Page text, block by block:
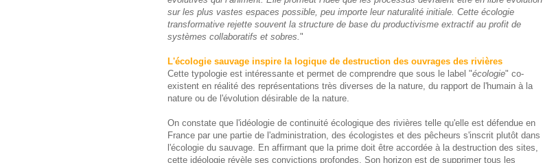
sur les plus vastes espaces possible, peu importe leur naturalité initiale. Cette écologie
transformative rejette souvent la structure de base du productivisme extractif au profit de
systèmes collaboratifs et sobres. "
L'écologie sauvage inspire la logique de destruction des ouvrages des rivières
Cette typologie est intéressante et permet de comprendre que sous le label "écologie" co-
existent en réalité des représentations très diverses de la nature, du rapport de l'humain à la
nature ou de l'évolution désirable de la nature.
On constate que l'idéologie de continuité écologique des rivières telle qu'elle est défendue en
France par une partie de l'administration, des écologistes et des pêcheurs s'inscrit plutôt dans
l'écologie du sauvage. En affirmant que la prime doit être accordée à la destruction des sites,
cette idéologie révèle ses convictions profondes. Son horizon est de supprimer tous les